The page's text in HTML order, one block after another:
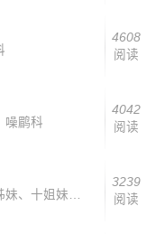
4608
阅读
噪鹛科
4042
阅读
3239
阅读